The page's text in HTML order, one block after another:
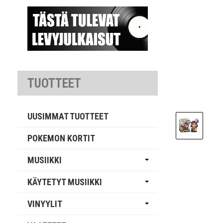
TUOTTEET
UUSIMMAT TUOTTEET
POKEMON KORTIT
MUSIIKKI
KÄYTETYT MUSIIKKI
VINYYLIT